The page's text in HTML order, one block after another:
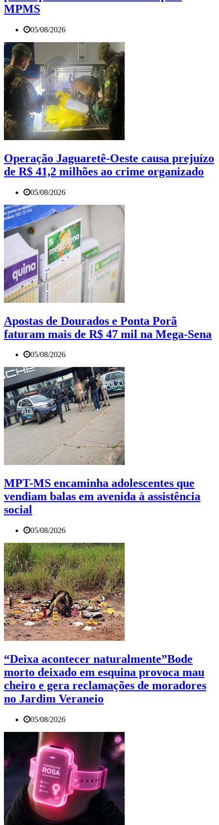
MPMS
05/08/2026
Operação Jaguaretê-Oeste causa prejuízo
de R$ 41,2 milhões ao crime organizado
05/08/2026
Apostas de Dourados e Ponta Porã
faturam mais de R$ 47 mil na Mega-Sena
05/08/2026
MPT-MS encaminha adolescentes que
vendiam balas em avenida à assistência
social
05/08/2026
“Deixa acontecer naturalmente”Bode
morto deixado em esquina provoca mau
cheiro e gera reclamações de moradores
no Jardim Veraneio
05/08/2026